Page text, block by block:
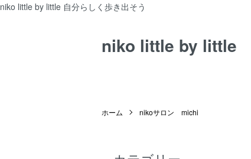
niko little by little 自分らしく歩き出そう
niko little by little
ホーム nikoサロン michi